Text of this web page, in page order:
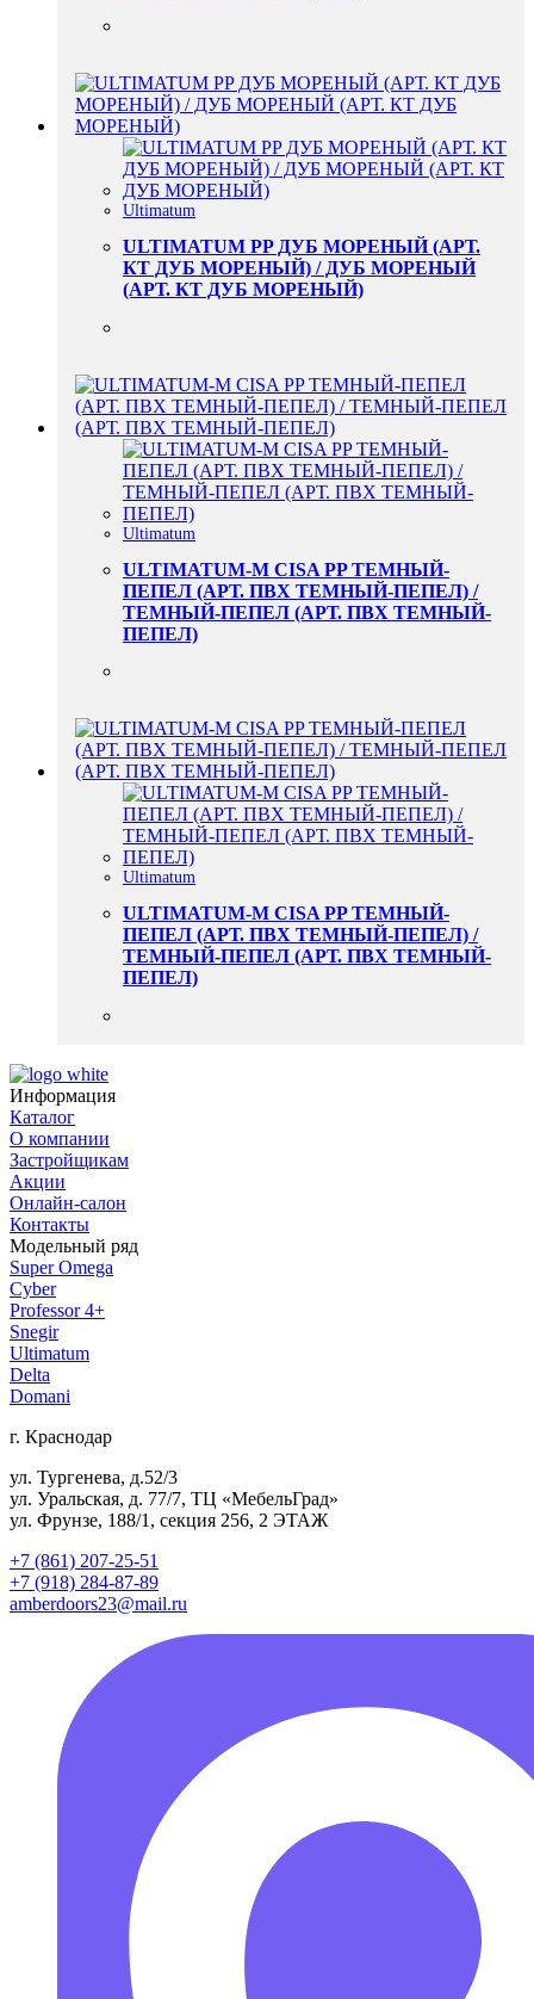
Ultimatum
ULTIMATUM PP ДУБ МОРЕНЫЙ (АРТ.
КТ ДУБ МОРЕНЫЙ) / ДУБ МОРЕНЫЙ
(АРТ. КТ ДУБ МОРЕНЫЙ)
Ultimatum
ULTIMATUM-M CISA PP ТЕМНЫЙ-
ПЕПЕЛ (АРТ. ПВХ ТЕМНЫЙ-ПЕПЕЛ) /
ТЕМНЫЙ-ПЕПЕЛ (АРТ. ПВХ ТЕМНЫЙ-
ПЕПЕЛ)
Ultimatum
ULTIMATUM-M CISA PP ТЕМНЫЙ-
ПЕПЕЛ (АРТ. ПВХ ТЕМНЫЙ-ПЕПЕЛ) /
ТЕМНЫЙ-ПЕПЕЛ (АРТ. ПВХ ТЕМНЫЙ-
ПЕПЕЛ)
Информация
Каталог
О компании
Застройщикам
Акции
Онлайн-салон
Контакты
Модельный ряд
Super Omega
Cyber
Professor 4+
Snegir
Ultimatum
Delta
Domani
г. Краснодар
ул. Тургенева, д.52/3
ул. Уральская, д. 77/7, ТЦ «МебельГрад»
ул. Фрунзе, 188/1, секция 256, 2 ЭТАЖ
+7 (861) 207-25-51
+7 (918) 284-87-89
amberdoors23@mail.ru